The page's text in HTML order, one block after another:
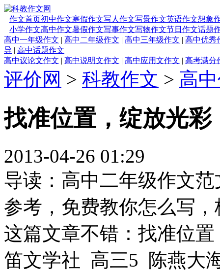
作文首页初中作文寒假作文写人作文写景作文英语作文想象
小学作文高中作文暑假作文写事作文写物作文节日作文话题
高中一年级作文 | 高中二年级作文 | 高中三年级作文 | 高中优秀
导 | 高中话题作文
高中议论文作文 | 高中说明文作文 | 高中应用文作文 | 高考满分
评价网 > 科教作文 > 高
找准位置，绽放光彩
2013-04-26 01:29
导读：高中二年级作文
参考，免费教你怎么写
这篇文章不错：找准位
笛文学社 高三5 陈燕大